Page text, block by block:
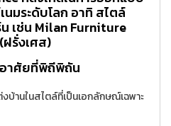
มระดับโลก อาทิ สไตล์
เช่น Milan Furniture
(ฝรั่งเศส)
าศัยที่พิถีพิถัน
บ้านในสไตล์ที่เป็นเอกลักษณ์เฉพาะ